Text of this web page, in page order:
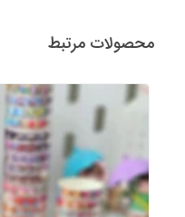
محصولات مرتبط